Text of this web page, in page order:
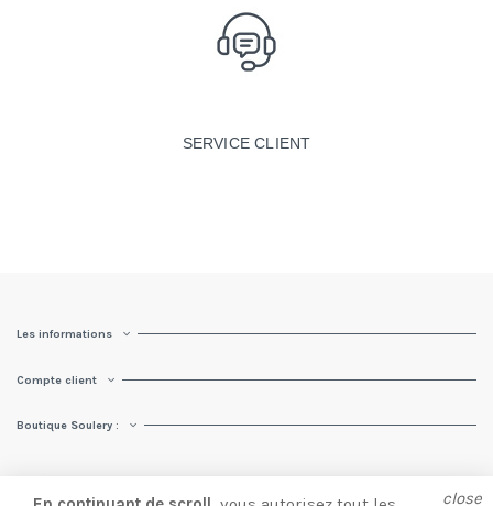
SERVICE CLIENT
Les informations
Compte client
Boutique Soulery :
close